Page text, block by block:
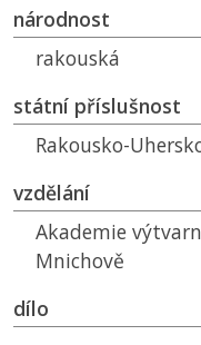
národnost
rakouská
státní příslušnost
Rakousko-
vzdělání
Akademie
Mnichově
dílo